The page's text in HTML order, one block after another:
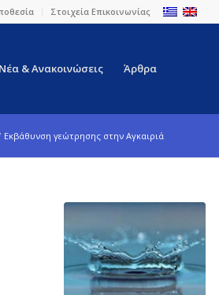
Στοιχεία Επικοινωνίας
Νέα & Ανακοινώσεις Άρθρα
Εκβάθυνση γεώτρησης στην Αγκαιριά